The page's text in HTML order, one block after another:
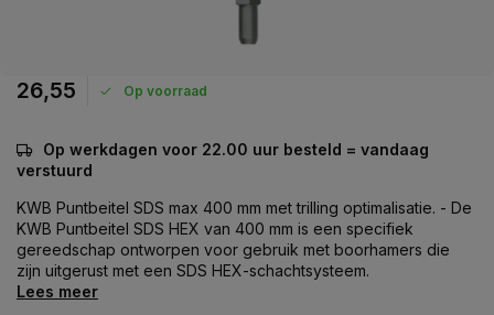
26,55 Op voorraad
Op werkdagen voor 22.00 uur besteld = vandaag
verstuurd
KWB Puntbeitel SDS max 400 mm met trilling optimalisatie. - De
KWB Puntbeitel SDS HEX van 400 mm is een specifiek
gereedschap ontworpen voor gebruik met boorhamers die
zijn uitgerust met een SDS HEX-schachtsysteem.
Lees meer